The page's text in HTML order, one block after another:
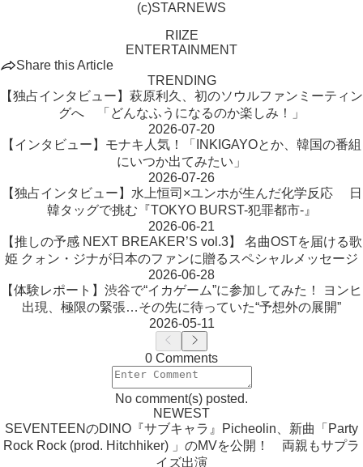
(c)STARNEWS
RIIZE
ENTERTAINMENT
Share this Article
TRENDING
【独占インタビュー】萩原利久、初のソウルファンミーティン
グへ 「どんなふうになるのか楽しみ！」
2026-07-20
【インタビュー】モナキ人気！「INKIGAYOとか、韓国の番組
にいつか出てみたい」
2026-07-26
【独占インタビュー】水上恒司×ユンホが生んだ化学反応 日
韓タッグで挑む『TOKYO BURST-犯罪都市-』
2026-06-21
【推しの予感 NEXT BREAKER’S vol.3】 名曲OSTを届ける歌
姫 クォン・ジナが日本のファンに贈るスペシャルメッセージ
2026-06-28
【体験レポート】渋谷で“イカゲーム”に参加してみた！ ヨンヒ
出現、極限の緊張…その先に待っていた“予想外の展開”
2026-05-11
0 Comments
No comment(s) posted.
NEWEST
SEVENTEENのDINO『サブキャラ』Picheolin、新曲「Party
Rock Rock (prod. Hitchhiker) 」のMVを公開！ 両親もサプラ
イズ出演